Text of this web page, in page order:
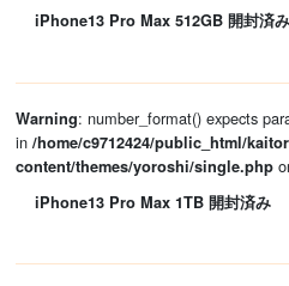
iPhone13 Pro Max 512GB 開封済み
Warning: number_format() expects
in /home/c9712424/public_html/
content/themes/yoroshi/single.php
iPhone13 Pro Max 1TB 開封済み